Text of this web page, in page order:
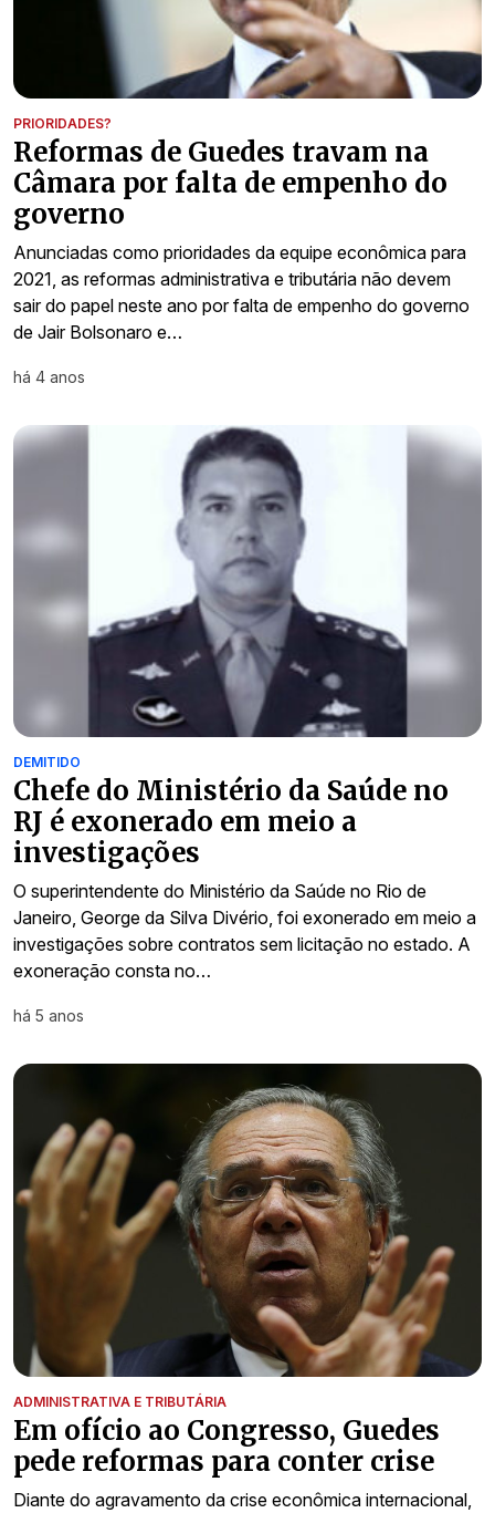
PRIORIDADES?
Reformas de Guedes travam na
Câmara por falta de empenho do
governo
Anunciadas como prioridades da equipe econômica para
2021, as reformas administrativa e tributária não devem
sair do papel neste ano por falta de empenho do governo
de Jair Bolsonaro e…
há 4 anos
DEMITIDO
Chefe do Ministério da Saúde no
RJ é exonerado em meio a
investigações
O superintendente do Ministério da Saúde no Rio de
Janeiro, George da Silva Divério, foi exonerado em meio a
investigações sobre contratos sem licitação no estado. A
exoneração consta no…
há 5 anos
ADMINISTRATIVA E TRIBUTÁRIA
Em ofício ao Congresso, Guedes
pede reformas para conter crise
Diante do agravamento da crise econômica internacional,